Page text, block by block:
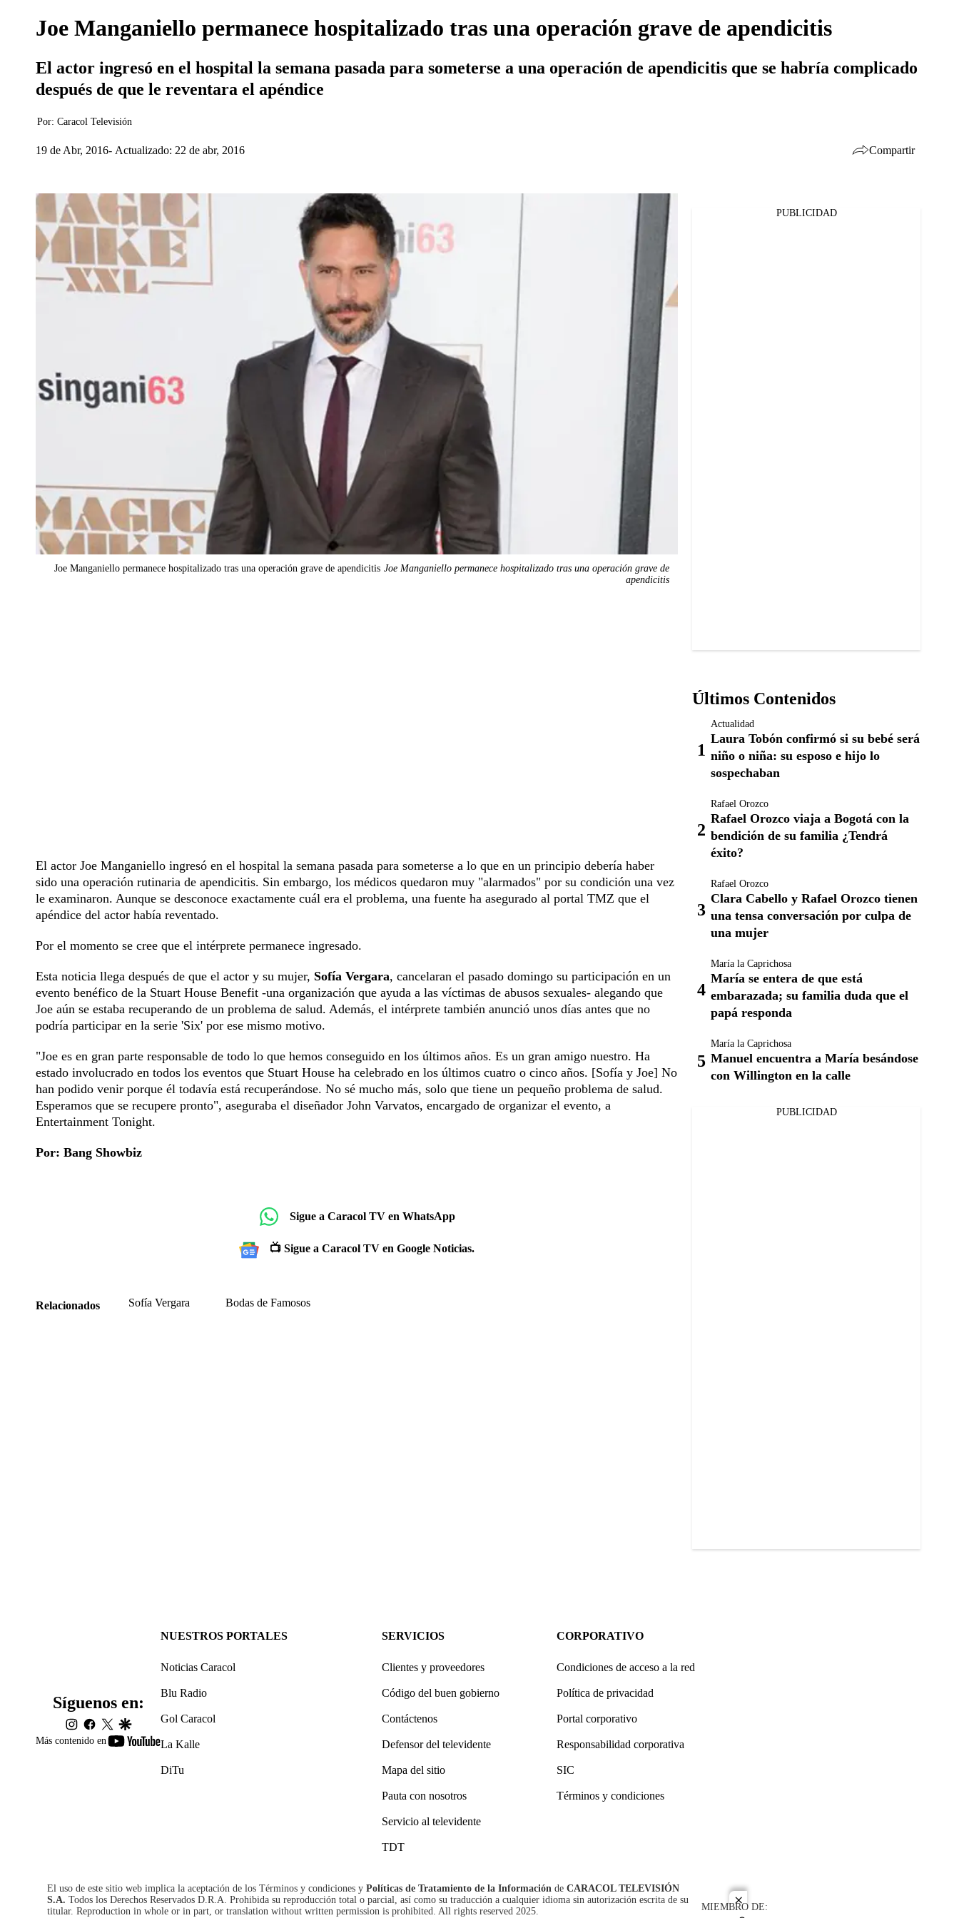
close
Joe Manganiello permanece hospitalizado tras una operación grave de apendicitis
El actor ingresó en el hospital la semana pasada para someterse a una operación de apendicitis que se habría complicado
después de que le reventara el apéndice
Por: Caracol Televisión
19 de Abr, 2016 Actualizado: 22 de abr, 2016 Compartir
Joe Manganiello permanece hospitalizado tras una operación grave de apendicitis Joe Manganiello permanece hospitalizado tras una operación grave de
apendicitis
El actor Joe Manganiello ingresó en el hospital la semana pasada para someterse a lo que en un principio debería haber
sido una operación rutinaria de apendicitis. Sin embargo, los médicos quedaron muy "alarmados" por su condición una vez
le examinaron. Aunque se desconoce exactamente cuál era el problema, una fuente ha asegurado al portal TMZ que el
apéndice del actor había reventado.
Por el momento se cree que el intérprete permanece ingresado.
Esta noticia llega después de que el actor y su mujer, Sofía Vergara, cancelaran el pasado domingo su participación en un
evento benéfico de la Stuart House Benefit -una organización que ayuda a las víctimas de abusos sexuales- alegando que
Joe aún se estaba recuperando de un problema de salud. Además, el intérprete también anunció unos días antes que no
podría participar en la serie 'Six' por ese mismo motivo.
"Joe es en gran parte responsable de todo lo que hemos conseguido en los últimos años. Es un gran amigo nuestro. Ha
estado involucrado en todos los eventos que Stuart House ha celebrado en los últimos cuatro o cinco años. [Sofía y Joe] No
han podido venir porque él todavía está recuperándose. No sé mucho más, solo que tiene un pequeño problema de salud.
Esperamos que se recupere pronto", aseguraba el diseñador John Varvatos, encargado de organizar el evento, a
Entertainment Tonight.
Por: Bang Showbiz
Sigue a Caracol TV en WhatsApp
📺 Sigue a Caracol TV en Google Noticias.
Relacionados Sofía Vergara Bodas de Famosos
PUBLICIDAD
Últimos Contenidos
Actualidad
Laura Tobón confirmó si su bebé será
niño o niña: su esposo e hijo lo
sospechaban
Rafael Orozco
Rafael Orozco viaja a Bogotá con la
bendición de su familia ¿Tendrá
éxito?
Rafael Orozco
Clara Cabello y Rafael Orozco tienen
una tensa conversación por culpa de
una mujer
María la Caprichosa
María se entera de que está
embarazada; su familia duda que el
papá responda
María la Caprichosa
Manuel encuentra a María besándose
con Willington en la calle
PUBLICIDAD
Más contenido en
youtube-
Síguenos en:
instagram
facebook
twittergoogle
NUESTROS PORTALES
Noticias Caracol
Blu Radio
Gol Caracol
La Kalle
DiTu
SERVICIOS
Clientes y proveedores
Código del buen gobierno
Contáctenos
Defensor del televidente
Mapa del sitio
Pauta con nosotros
Servicio al televidente
TDT
CORPORATIVO
Condiciones de acceso a la red
Política de privacidad
Portal corporativo
Responsabilidad corporativa
SIC
Términos y condiciones
El uso de este sitio web implica la aceptación de los Términos y condiciones y Políticas de Tratamiento de la Información de CARACOL TELEVISIÓN
S.A. Todos los Derechos Reservados D.R.A. Prohibida su reproducción total o parcial, así como su traducción a cualquier idioma sin autorización escrita de su
titular. Reproduction in whole or in part, or translation without written permission is prohibited. All rights reserved 2025.
MIEMBRO DE: